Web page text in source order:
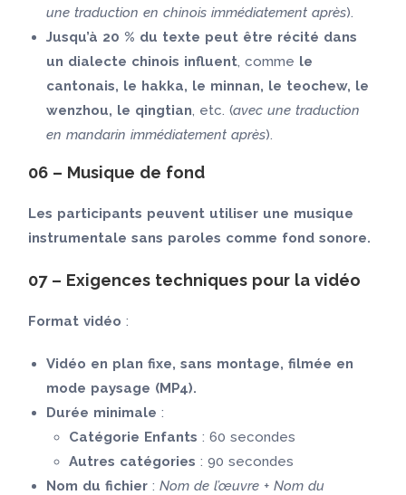
une traduction en chinois immédiatement après).
Jusqu’à 20 % du texte peut être récité dans
un dialecte chinois influent, comme le
cantonais, le hakka, le minnan, le teochew, le
wenzhou, le qingtian, etc. (avec une traduction
en mandarin immédiatement après).
06 – Musique de fond
Les participants peuvent utiliser une musique
instrumentale sans paroles comme fond sonore.
07 – Exigences techniques pour la vidéo
Format vidéo :
Vidéo en plan fixe, sans montage, filmée en
mode paysage (MP4).
Durée minimale :
Catégorie Enfants : 60 secondes
Autres catégories: 90 secondes
Nom du fichier :Nom de l’œuvre + Nom du